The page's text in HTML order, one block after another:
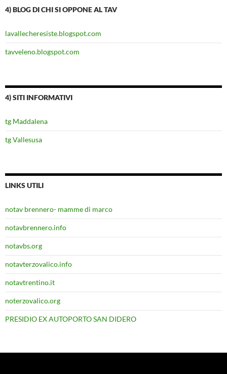
4) BLOG DI CHI SI OPPONE AL TAV
lavallecheresiste.blogspot.com
tavveleno.blogspot.com
4) SITI INFORMATIVI
tg Maddalena
tg Vallesusa
LINKS UTILI
notav brennero- mamme di marco
notavbrennero.info
notavbs.org
notavterzovalico.info
notavtrentino.it
noterzovalico.org
PRESIDIO EX AUTOPORTO SAN DIDERO